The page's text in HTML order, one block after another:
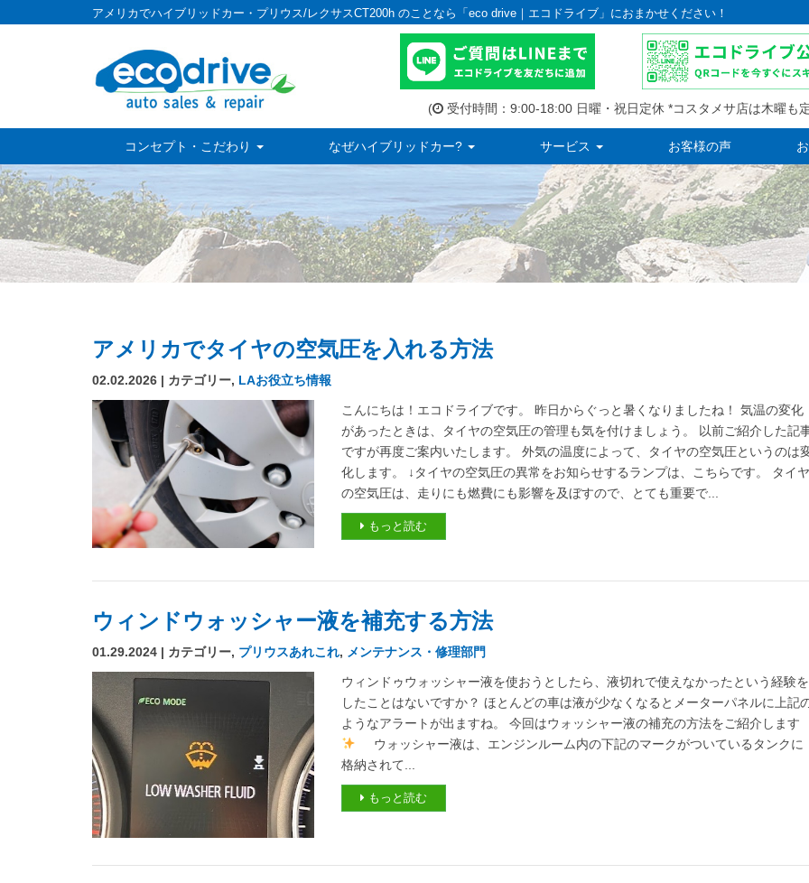
アメリカでハイブリッドカー・プリウス/レクサスCT200h のことなら「eco drive｜エコドライブ」におまかせください！
( 受付時間：9:00-18:00 日曜・祝日定休 *コスタメサ店は木曜も
コンセプト・こだわり なぜハイブリッドカー? サービス お客様の声
アメリカでタイヤの空気圧を入れる方法
02.02.2026 | カテゴリー, LAお役立ち情報
こんにちは！エコドライブです。 昨日からぐっと暑くなりましたね！ 気温の変化
があったときは、タイヤの空気圧の管理も気を付けましょう。 以前ご紹介した記
ですが再度ご案内いたします。 外気の温度によって、タイヤの空気圧というのは
化します。 ↓タイヤの空気圧の異常をお知らせするランプは、こちらです。 タイ
の空気圧は、走りにも燃費にも影響を及ぼすので、とても重要で...
もっと読む
ウィンドウォッシャー液を補充する方法
01.29.2024 | カテゴリー, プリウスあれこれ, メンテナンス・修理部門
ウィンドゥウォッシャー液を使おうとしたら、液切れで使えなかったという経験を
したことはないですか？ ほとんどの車は液が少なくなるとメーターパネルに上記
ようなアラートが出ますね。 今回はウォッシャー液の補充の方法をご紹介します
ウォッシャー液は、エンジンルーム内の下記のマークがついているタンクに
格納されて...
もっと読む